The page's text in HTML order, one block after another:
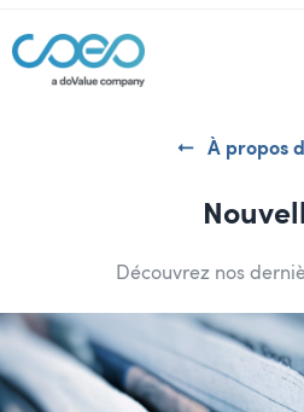
À propos
Découvrez nos